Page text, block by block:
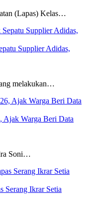
(Lapas) Kelas…
Supplier Adidas,
melakukan…
Ajak Warga Beri Data
Soni…
Serang Ikrar Setia